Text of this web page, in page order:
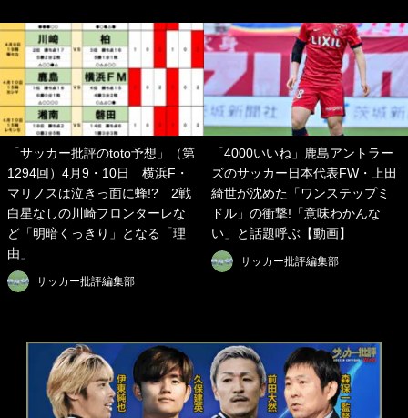
「サッカー批評のtoto予想」（第
1294回）4月9・10日 横浜F・
マリノスは泣きっ面に蜂!? 2戦
白星なしの川崎フロンターレな
ど「明暗くっきり」となる「理
由」
サッカー批評編集部
「4000いいね」鹿島アントラー
ズのサッカー日本代表FW・上田
綺世が沈めた「ワンステップミ
ドル」の衝撃!「意味わかんな
い」と話題呼ぶ【動画】
サッカー批評編集部